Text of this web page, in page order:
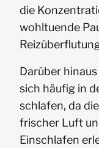
die
wohltuende
Darüber
sich häufig in
schlafen, da
frischer Luft
Einschlafen